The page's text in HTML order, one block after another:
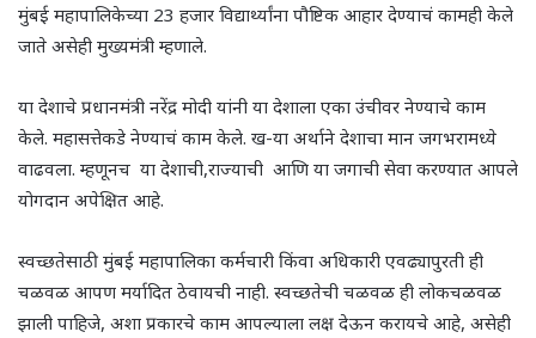
मुंबई महापालिकेच्या 23 हजार विद्यार्थ्यांना पौष्टिक आहार देण्याचं कामही केले
जाते असेही मुख्यमंत्री म्हणाले.
या देशाचे प्रधानमंत्री नरेंद्र मोदी यांनी या देशाला एका उंचीवर नेण्याचे काम
केले. महासत्तेकडे नेण्याचं काम केले. ख-या अर्थाने देशाचा मान जगभरामध्ये
वाढवला. म्हणूनच या देशाची,राज्याची आणि या जगाची सेवा करण्यात आपले
योगदान अपेक्षित आहे.
स्वच्छतेसाठी मुंबई महापालिका कर्मचारी किंवा अधिकारी एवढ्यापुरती ही
चळवळ आपण मर्यादित ठेवायची नाही. स्वच्छतेची चळवळ ही लोकचळवळ
झाली पाहिजे, अशा प्रकारचे काम आपल्याला लक्ष देऊन करायचे आहे, असेही